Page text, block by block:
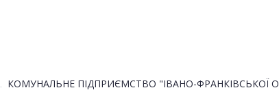
КОМУНАЛЬНЕ ПІДПРИЄМСТВО "ІВАНО-ФРАНКІВСЬКОЇ